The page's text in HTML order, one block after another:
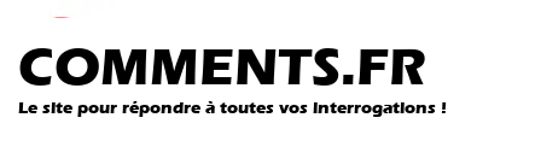
COMMENTS.FR
Le site pour répondre à toutes vos interrogations !